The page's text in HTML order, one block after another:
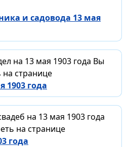
и садовода 13 мая
на 13 мая 1903 года Вы
странице
1903 года
на 13 мая 1903 года
на странице
года